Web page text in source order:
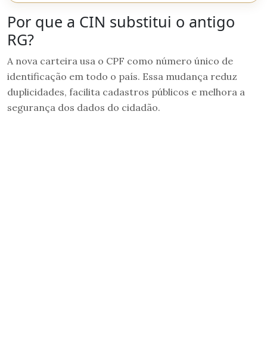
Por que a CIN substitui o antigo
RG?
A nova carteira usa o CPF como número único de
identificação em todo o país. Essa mudança reduz
duplicidades, facilita cadastros públicos e melhora a
segurança dos dados do cidadão.